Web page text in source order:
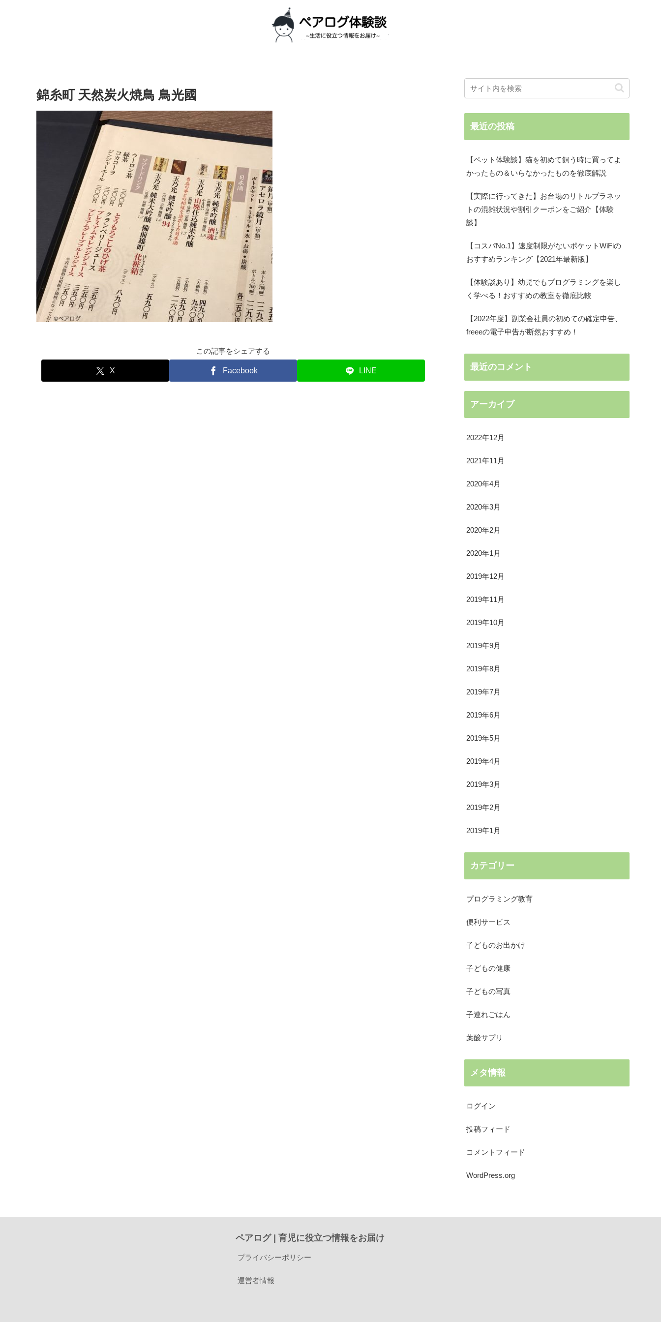
錦糸町 天然炭火焼鳥 鳥光國
この記事をシェアする
X Facebook LINE
最近の投稿
【ペット体験談】猫を初めて飼う時に買ってよ
かったもの＆いらなかったものを徹底解説
【実際に行ってきた】お台場のリトルプラネッ
トの混雑状況や割引クーポンをご紹介【体験
談】
【コスパNo.1】速度制限がないポケットWiFiの
おすすめランキング【2021年最新版】
【体験談あり】幼児でもプログラミングを楽し
く学べる！おすすめの教室を徹底比較
【2022年度】副業会社員の初めての確定申告、
freeeの電子申告が断然おすすめ！
最近のコメント
アーカイブ
2022年12月
2021年11月
2020年4月
2020年3月
2020年2月
2020年1月
2019年12月
2019年11月
2019年10月
2019年9月
2019年8月
2019年7月
2019年6月
2019年5月
2019年4月
2019年3月
2019年2月
2019年1月
カテゴリー
プログラミング教育
便利サービス
子どものお出かけ
子どもの健康
子どもの写真
子連れごはん
葉酸サプリ
メタ情報
ログイン
投稿フィード
コメントフィード
WordPress.org
ペアログ | 育児に役立つ情報をお届け
プライバシーポリシー
運営者情報